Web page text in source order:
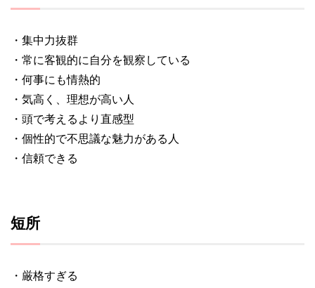
・集中力抜群
・常に客観的に自分を観察している
・何事にも情熱的
・気高く、理想が高い人
・頭で考えるより直感型
・個性的で不思議な魅力がある人
・信頼できる
短所
・厳格すぎる